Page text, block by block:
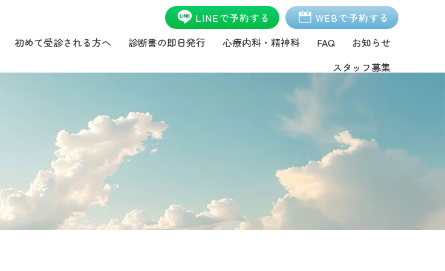
LINEで予約する
WEBで予約する
初めて受診される方へ 診断書の即日発行 心療内科・精神科 FAQ
お知らせ
スタッフ募集